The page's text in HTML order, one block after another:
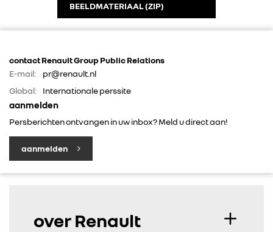
BEELDMATERIAAL (ZIP)
contact Renault Group Public Relations
E-mail:
pr@renault.nl
Global:
Internationale perssite
aanmelden
Persberichten ontvangen in uw inbox? Meld u direct aan!
aanmelden
over Renault